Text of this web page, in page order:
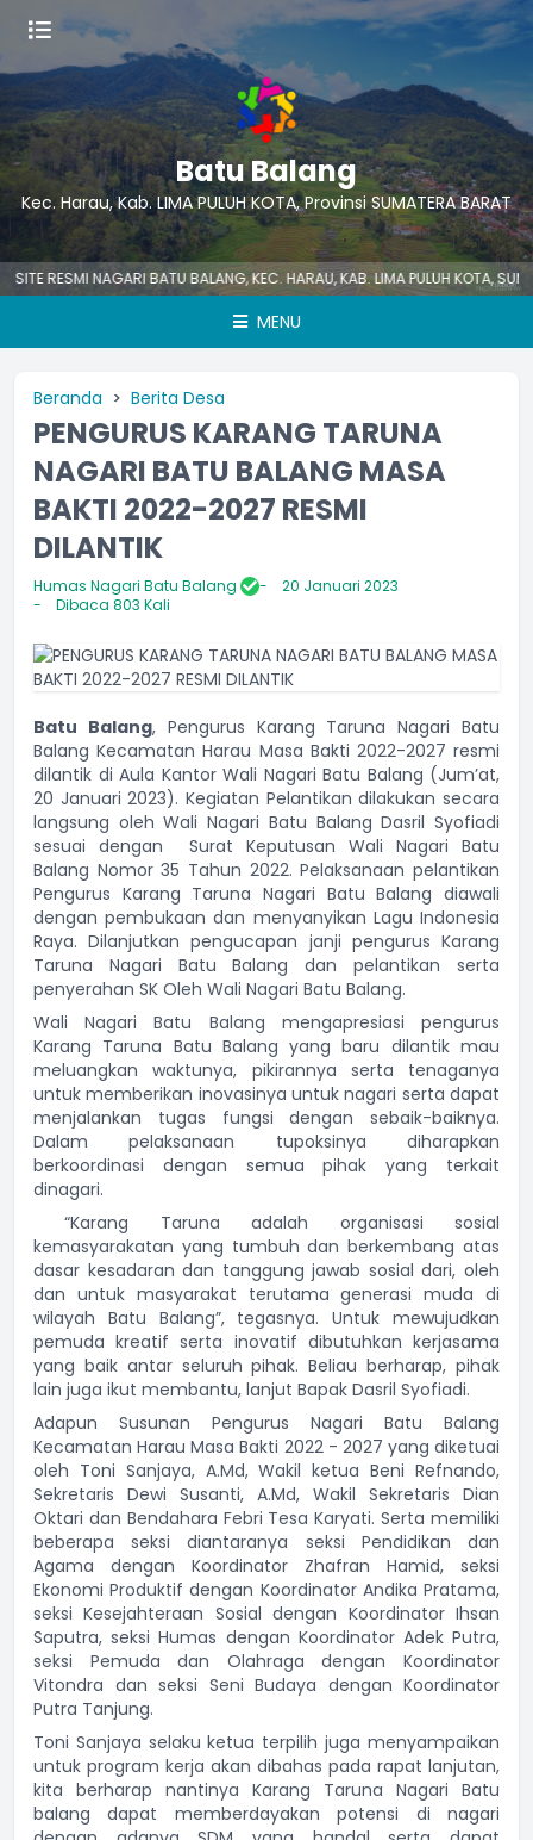
Batu Balang
Kec. Harau, Kab. LIMA PULUH KOTA, Provinsi SUMATERA BARAT
NAGARI BATU BALANG, KEC. HARAU, KAB. LIMA PULUH KOTA,
MENU
Beranda Berita Desa
PENGURUS KARANG TARUNA
NAGARI BATU BALANG MASA
BAKTI 2022-2027 RESMI
DILANTIK
Humas Nagari Batu Balang
20 Januari 2023
Dibaca 803 Kali
Batu Balang, Pengurus Karang Taruna Nagari Batu
Balang Kecamatan Harau Masa Bakti 2022-2027 resmi
dilantik di Aula Kantor Wali Nagari Batu Balang (Jum’at,
20 Januari 2023). Kegiatan Pelantikan dilakukan secara
langsung oleh Wali Nagari Batu Balang Dasril Syofiadi
sesuai dengan Surat Keputusan Wali Nagari Batu
Balang Nomor 35 Tahun 2022. Pelaksanaan pelantikan
Pengurus Karang Taruna Nagari Batu Balang diawali
dengan pembukaan dan menyanyikan Lagu Indonesia
Raya. Dilanjutkan pengucapan janji pengurus Karang
Taruna Nagari Batu Balang dan pelantikan serta
penyerahan SK Oleh Wali Nagari Batu Balang.
Wali Nagari Batu Balang mengapresiasi pengurus
Karang Taruna Batu Balang yang baru dilantik mau
meluangkan waktunya, pikirannya serta tenaganya
untuk memberikan inovasinya untuk nagari serta dapat
menjalankan tugas fungsi dengan sebaik-baiknya.
Dalam pelaksanaan tupoksinya diharapkan
berkoordinasi dengan semua pihak yang terkait
dinagari.
“Karang Taruna adalah organisasi sosial
kemasyarakatan yang tumbuh dan berkembang atas
dasar kesadaran dan tanggung jawab sosial dari, oleh
dan untuk masyarakat terutama generasi muda di
wilayah Batu Balang”, tegasnya. Untuk mewujudkan
pemuda kreatif serta inovatif dibutuhkan kerjasama
yang baik antar seluruh pihak. Beliau berharap, pihak
lain juga ikut membantu, lanjut Bapak Dasril Syofiadi.
Adapun Susunan Pengurus Nagari Batu Balang
Kecamatan Harau Masa Bakti 2022 - 2027 yang diketuai
oleh Toni Sanjaya, A.Md, Wakil ketua Beni Refnando,
Sekretaris Dewi Susanti, A.Md, Wakil Sekretaris Dian
Oktari dan Bendahara Febri Tesa Karyati. Serta memiliki
beberapa seksi diantaranya seksi Pendidikan dan
Agama dengan Koordinator Zhafran Hamid, seksi
Ekonomi Produktif dengan Koordinator Andika Pratama,
seksi Kesejahteraan Sosial dengan Koordinator Ihsan
Saputra, seksi Humas dengan Koordinator Adek Putra,
seksi Pemuda dan Olahraga dengan Koordinator
Vitondra dan seksi Seni Budaya dengan Koordinator
Putra Tanjung.
Toni Sanjaya selaku ketua terpilih juga menyampaikan
untuk program kerja akan dibahas pada rapat lanjutan,
kita berharap nantinya Karang Taruna Nagari Batu
balang dapat memberdayakan potensi di nagari